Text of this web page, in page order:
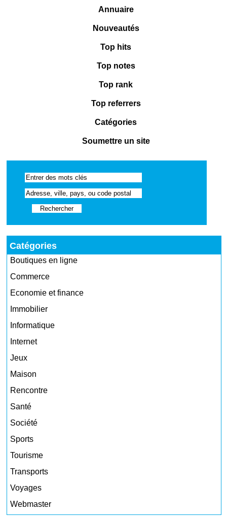
Annuaire
Nouveautés
Top hits
Top notes
Top rank
Top referrers
Catégories
Soumettre un site
Catégories
Boutiques en ligne
Commerce
Economie et finance
Immobilier
Informatique
Internet
Jeux
Maison
Rencontre
Santé
Société
Sports
Tourisme
Transports
Voyages
Webmaster